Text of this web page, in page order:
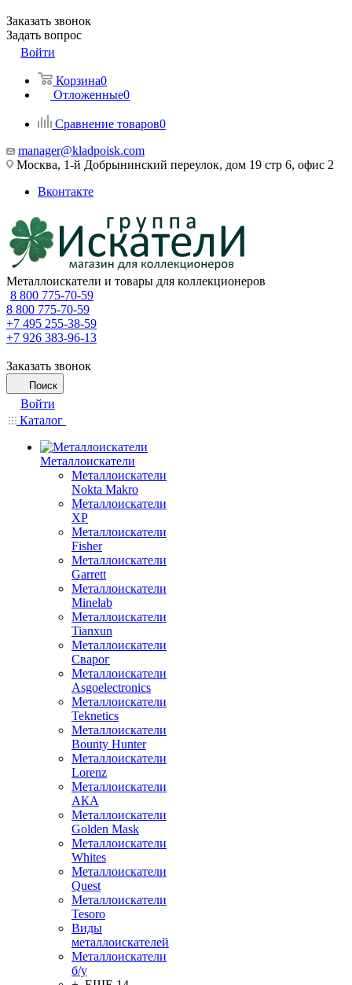
Заказать звонок
Задать вопрос
Войти
Корзина0
Отложенные0
Сравнение товаров0
manager@kladpoisk.com
Москва, 1-й Добрынинский переулок, дом 19 стр 6, офис 2
Вконтакте
Металлоискатели и товары для коллекционеров
8 800 775-70-59
8 800 775-70-59
+7 495 255-38-59
+7 926 383-96-13
Заказать звонок
Поиск
Войти
Каталог
Металлоискатели
Металлоискатели
Nokta Makro
Металлоискатели
XP
Металлоискатели
Fisher
Металлоискатели
Garrett
Металлоискатели
Minelab
Металлоискатели
Tianxun
Металлоискатели
Сварог
Металлоискатели
Asgoelectronics
Металлоискатели
Teknetics
Металлоискатели
Bounty Hunter
Металлоискатели
Lorenz
Металлоискатели
АКА
Металлоискатели
Golden Mask
Металлоискатели
Whites
Металлоискатели
Quest
Металлоискатели
Tesoro
Виды
металлоискателей
Металлоискатели
б/у